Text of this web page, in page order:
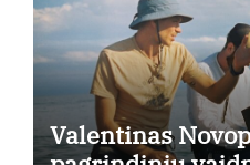
Valentinas